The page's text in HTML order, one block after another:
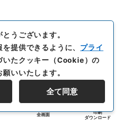
全画面
印刷
ダウンロード
うございます。
提供できるように、 プライ
いたクッキー（Cookie）の
いいたします。
全て同意